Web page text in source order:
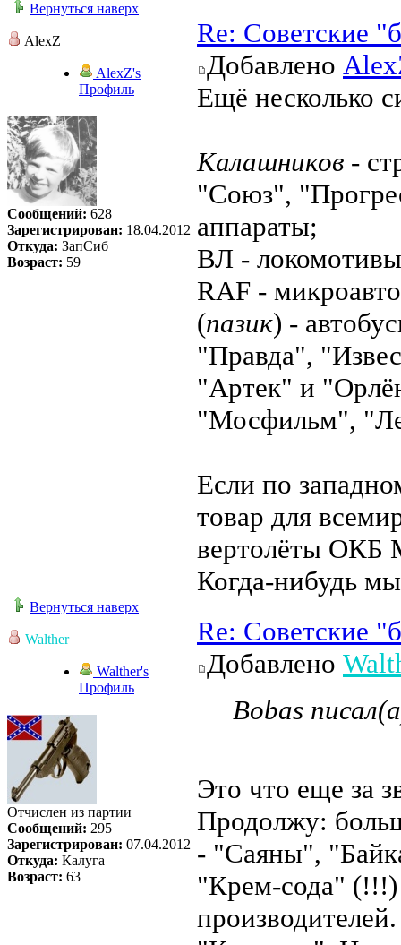
Вернуться наверх
AlexZ
AlexZ's
Профиль
Сообщений: 628
Зарегистрирован: 18.04.2012
Откуда: ЗапСиб
Возраст: 59
Re: Советские
Добавлено
Ещё несколько
Калашников -
"Союз",
аппараты;
ВЛ -
RAF -
(пазик) -
"Правда",
"Артек" и
"Мосфильм",
Если по
товар для
вертолёты ОКБ
Когда-нибудь
Вернуться наверх
Walther
Walther's
Профиль
Отчислен из партии
Сообщений: 295
Зарегистрирован: 07.04.2012
Откуда: Калуга
Возраст: 63
Re: Советские
Добавлено
Bobas
Это что еще за
Продолжу:
- "Саяны",
"Крем-сода" (!!!)